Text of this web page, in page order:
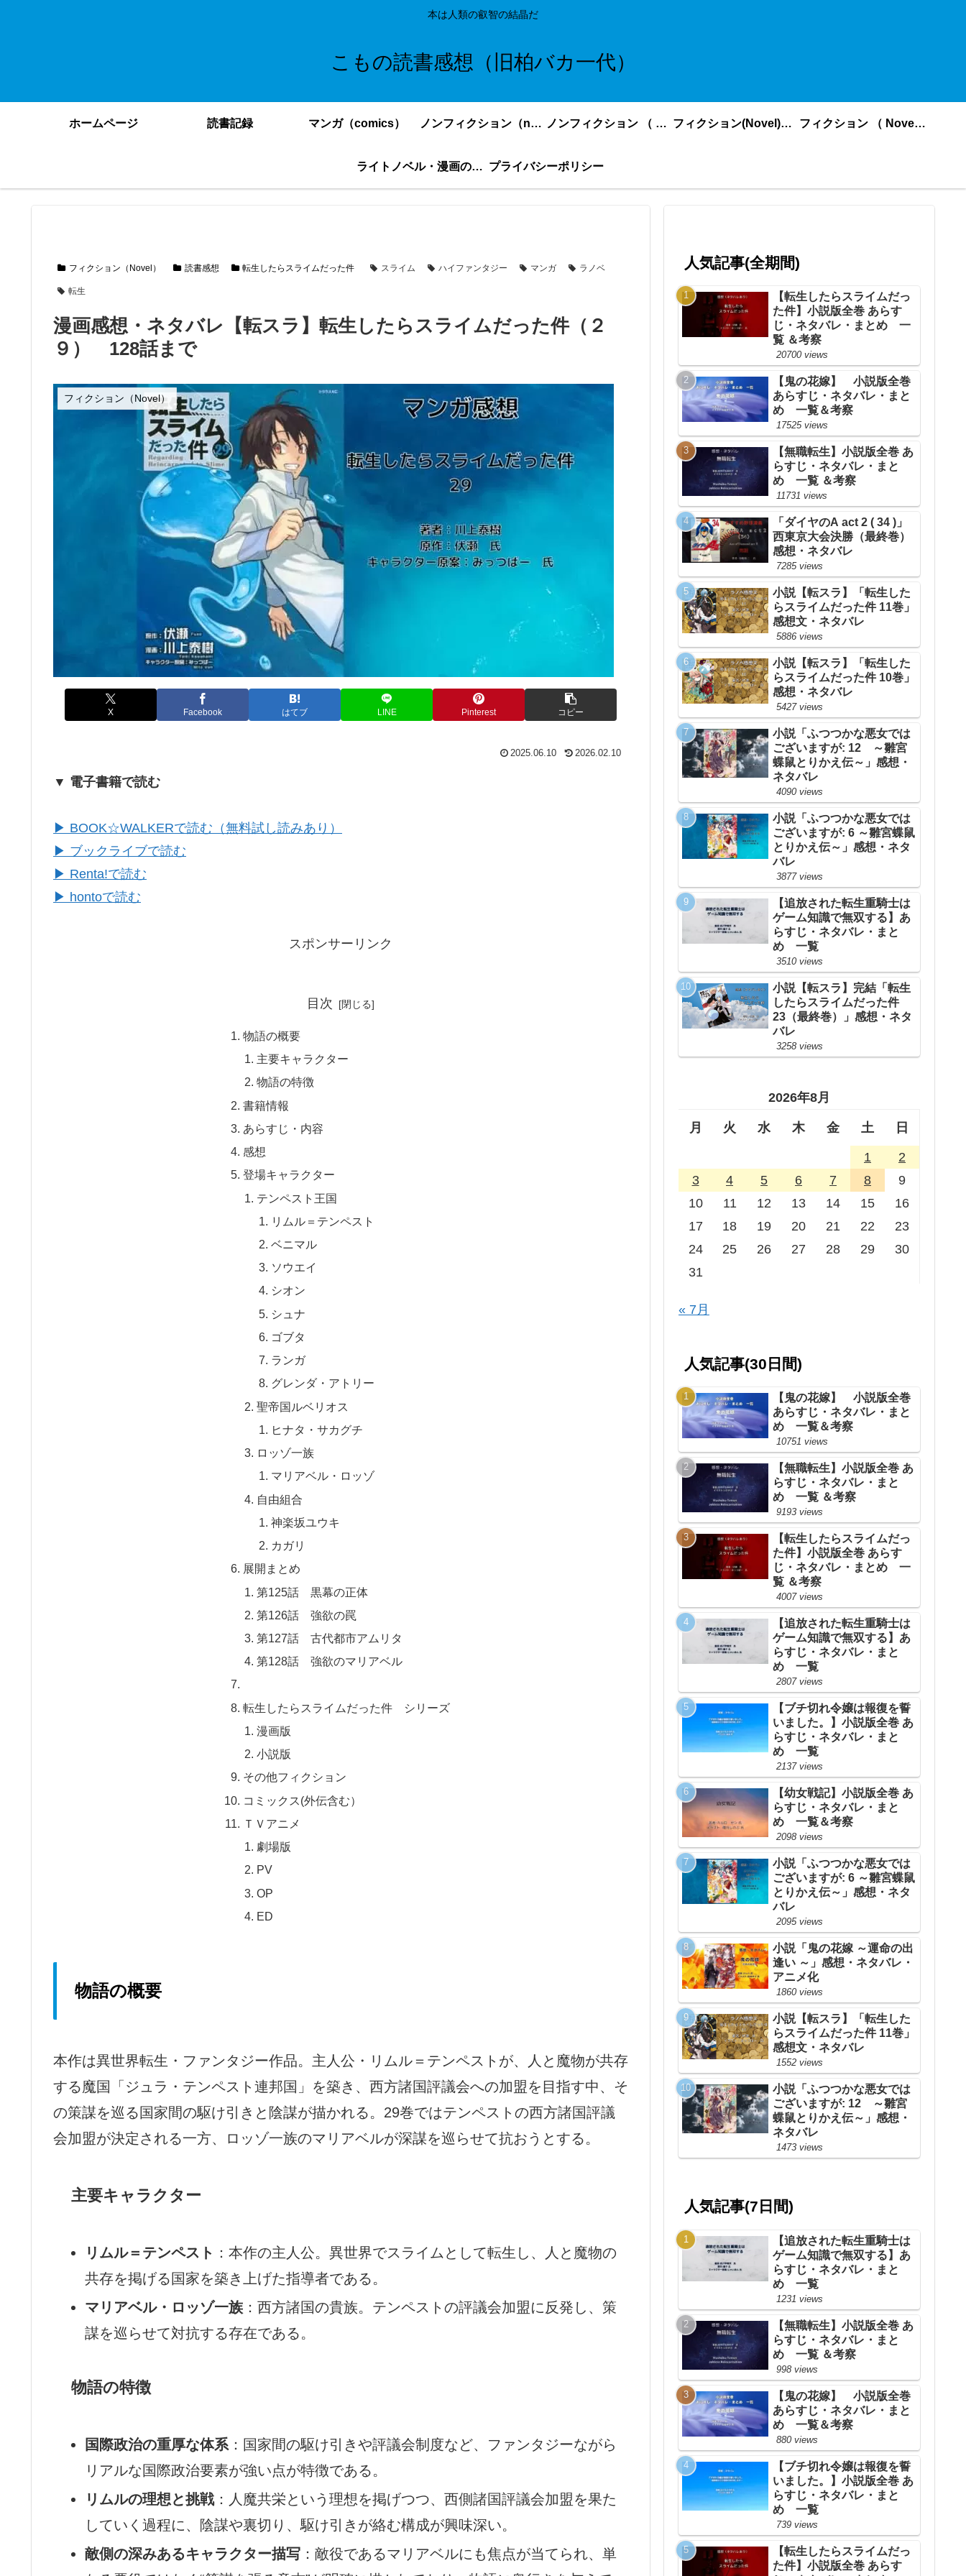
本は人類の叡智の結晶だ
こもの読書感想（旧柏バカ一代）
ホームページ 読書記録 マンガ（comics） ノンフィクション（nonfiction）更新順 ノンフィクション （ nonfiction ） あいうえお順 フィクション(Novel)更新順 フィクション （ Novel ） あいうえお順
ライトノベル・漫画の感想・ネタバレまとめ｜こもの読書感想 プライバシーポリシー
フィクション（Novel） 読書感想 転生したらスライムだった件 スライム ハイファンタジー マンガ ラノベ
転生
漫画感想・ネタバレ【転スラ】転生したらスライムだった件（２
９） 128話まで
フィクション（Novel）
X Facebook はてブ LINE Pinterest コピー
2025.06.10 2026.02.10
▼ 電子書籍で読む
▶ BOOK☆WALKERで読む（無料試し読みあり）
▶ ブックライブで読む
▶ Renta!で読む
▶ hontoで読む
スポンサーリンク
目次
物語の概要
主要キャラクター
物語の特徴
書籍情報
あらすじ・内容
感想
登場キャラクター
テンペスト王国
リムル＝テンペスト
ベニマル
ソウエイ
シオン
シュナ
ゴブタ
ランガ
グレンダ・アトリー
聖帝国ルベリオス
ヒナタ・サカグチ
ロッゾ一族
マリアベル・ロッゾ
自由組合
神楽坂ユウキ
カガリ
展開まとめ
第125話 黒幕の正体
第126話 強欲の罠
第127話 古代都市アムリタ
第128話 強欲のマリアベル
転生したらスライムだった件 シリーズ
漫画版
小説版
その他フィクション
コミックス(外伝含む）
ＴＶアニメ
劇場版
PV
OP
ED
物語の概要
本作は異世界転生・ファンタジー作品。主人公・リムル＝テンペストが、人と魔物が共存
する魔国「ジュラ・テンペスト連邦国」を築き、西方諸国評議会への加盟を目指す中、そ
の策謀を巡る国家間の駆け引きと陰謀が描かれる。29巻ではテンペストの西方諸国評議
会加盟が決定される一方、ロッゾ一族のマリアベルが深謀を巡らせて抗おうとする。
主要キャラクター
リムル＝テンペスト ：本作の主人公。異世界でスライムとして転生し、人と魔物の
共存を掲げる国家を築き上げた指導者である。
マリアベル・ロッゾ一族 ：西方諸国の貴族。テンペストの評議会加盟に反発し、策
謀を巡らせて対抗する存在である。
物語の特徴
国際政治の重厚な体系 ：国家間の駆け引きや評議会制度など、ファンタジーながら
リアルな国際政治要素が強い点が特徴である。
リムルの理想と挑戦：人魔共栄という理想を掲げつつ、西側諸国評議会加盟を果た
していく過程に、陰謀や裏切り、駆け引きが絡む構成が興味深い。
敵側の深みあるキャラクター描写 ：敵役であるマリアベルにも焦点が当てられ、単
人気記事(全期間)
【転生したらスライムだっ
た件】小説版全巻 あらす
じ・ネタバレ・まとめ 一
覧 ＆考察
20700 views
【鬼の花嫁】 小説版全巻
あらすじ・ネタバレ・まと
め 一覧＆考察
17525 views
【無職転生】小説版全巻 あ
らすじ・ネタバレ・まと
め 一覧 ＆考察
11731 views
「ダイヤのA act 2 ( 34 )」
西東京大会決勝（最終巻）
感想・ネタバレ
7285 views
小説【転スラ】「転生した
らスライムだった件 11巻」
感想文・ネタバレ
5886 views
小説【転スラ】「転生した
らスライムだった件 10巻」
感想・ネタバレ
5427 views
小説「ふつつかな悪女では
ございますが: 12 ～雛宮
蝶鼠とりかえ伝～」感想・
ネタバレ
4090 views
小説「ふつつかな悪女では
ございますが: 6 ～雛宮蝶鼠
とりかえ伝～」感想・ネタ
バレ
3877 views
【追放された転生重騎士は
ゲーム知識で無双する】あ
らすじ・ネタバレ・まと
め 一覧
3510 views
小説【転スラ】完結「転生
したらスライムだった件
23（最終巻）」感想・ネタ
バレ
3258 views
2026年8月
月 火 水 木 金 土 日
1
2
3
4 5 6 7 8
9
10
11 12 13 14 15
16
17
18 19 20 21 22
23
24
25 26 27 28 29
30
31
« 7月
人気記事(30日間)
【鬼の花嫁】 小説版全巻
あらすじ・ネタバレ・まと
め 一覧＆考察
10751 views
【無職転生】小説版全巻 あ
らすじ・ネタバレ・まと
め 一覧 ＆考察
9193 views
【転生したらスライムだっ
た件】小説版全巻 あらす
じ・ネタバレ・まとめ 一
覧 ＆考察
4007 views
【追放された転生重騎士は
ゲーム知識で無双する】あ
らすじ・ネタバレ・まと
め 一覧
2807 views
【ブチ切れ令嬢は報復を誓
いました。】小説版全巻 あ
らすじ・ネタバレ・まと
め 一覧
2137 views
【幼女戦記】小説版全巻 あ
らすじ・ネタバレ・まと
め 一覧＆考察
2098 views
小説「ふつつかな悪女では
ございますが: 6 ～雛宮蝶鼠
とりかえ伝～」感想・ネタ
バレ
2095 views
小説「鬼の花嫁 ～運命の出
逢い ～」感想・ネタバレ・
アニメ化
1860 views
小説【転スラ】「転生した
らスライムだった件 11巻」
感想文・ネタバレ
1552 views
小説「ふつつかな悪女では
ございますが: 12 ～雛宮
蝶鼠とりかえ伝～」感想・
ネタバレ
1473 views
人気記事(7日間)
【追放された転生重騎士は
ゲーム知識で無双する】あ
らすじ・ネタバレ・まと
め 一覧
1231 views
【無職転生】小説版全巻 あ
らすじ・ネタバレ・まと
め 一覧 ＆考察
998 views
【鬼の花嫁】 小説版全巻
あらすじ・ネタバレ・まと
め 一覧＆考察
880 views
【ブチ切れ令嬢は報復を誓
いました。】小説版全巻 あ
らすじ・ネタバレ・まと
め 一覧
739 views
【転生したらスライムだっ
た件】小説版全巻 あらす